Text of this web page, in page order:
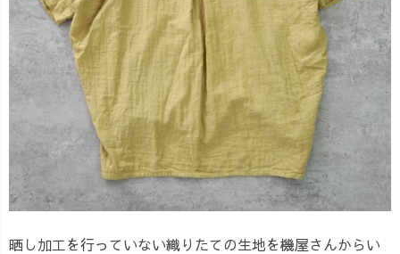
晒し加工を行っていない織りたての生地を機屋さんからい